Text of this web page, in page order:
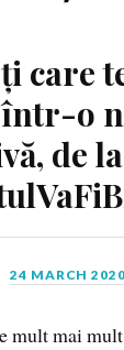
care
o
de
24 MARCH 2020
mult mai